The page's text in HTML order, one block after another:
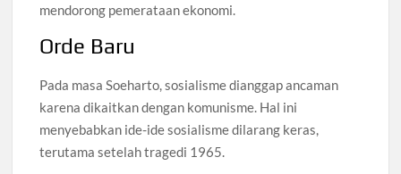
mendorong pemerataan ekonomi.
Orde Baru
Pada masa Soeharto, sosialisme dianggap ancaman
karena dikaitkan dengan komunisme. Hal ini
menyebabkan ide-ide sosialisme dilarang keras,
terutama setelah tragedi 1965.